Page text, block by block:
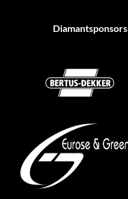
Diamantsponsors